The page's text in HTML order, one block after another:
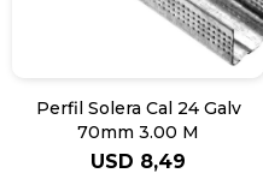
Perfil Solera Cal 24 Galv
70mm 3.00 M
USD 8,49